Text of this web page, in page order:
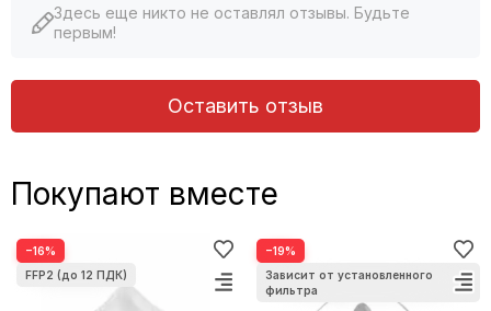
Здесь еще никто не оставлял отзывы. Будьте
первым!
Оставить отзыв
Покупают вместе
−16% −19%